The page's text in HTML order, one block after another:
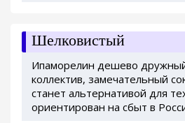
Шелковистый
Ипаморелин дешево
коллектив, замечательный
станет альтернативой для
ориентирован на сбыт в